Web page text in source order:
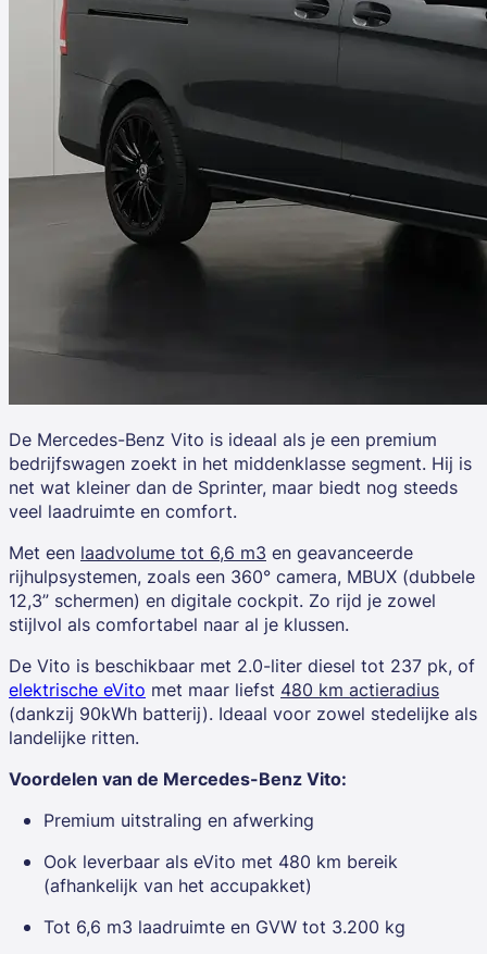
De Mercedes-Benz Vito is ideaal als je een premium
bedrijfswagen zoekt in het middenklasse segment. Hij is
net wat kleiner dan de Sprinter, maar biedt nog steeds
veel laadruimte en comfort.
Met een laadvolume tot 6,6 m3 en geavanceerde
rijhulpsystemen, zoals een 360° camera, MBUX (dubbele
12,3” schermen) en digitale cockpit. Zo rijd je zowel
stijlvol als comfortabel naar al je klussen.
De Vito is beschikbaar met 2.0-liter diesel tot 237 pk, of
elektrische eVito met maar liefst 480 km actieradius
(dankzij 90kWh batterij). Ideaal voor zowel stedelijke als
landelijke ritten.
Voordelen van de Mercedes-Benz Vito:
Premium uitstraling en afwerking
Ook leverbaar als eVito met 480 km bereik
(afhankelijk van het accupakket)
Tot 6,6 m3 laadruimte en GVW tot 3.200 kg